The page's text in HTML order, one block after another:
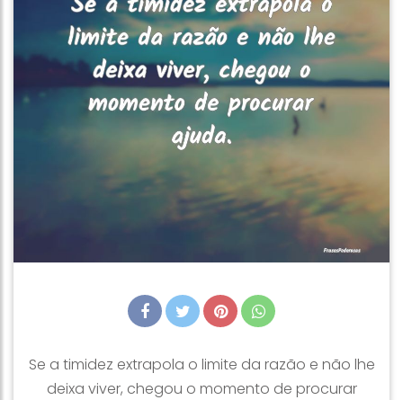
Se a timidez extrapola o limite da razão e não lhe
deixa viver, chegou o momento de procurar